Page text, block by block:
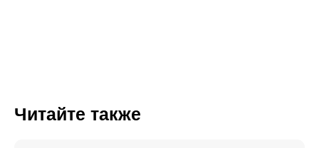
Читайте также